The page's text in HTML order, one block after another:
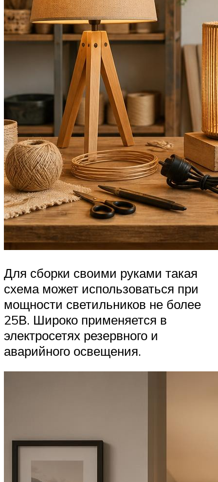
Для сборки своими руками такая
схема может использоваться при
мощности светильников не более
25В. Широко применяется в
электросетях резервного и
аварийного освещения.